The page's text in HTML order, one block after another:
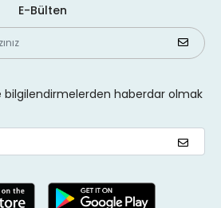
E-Bülten
bilgilendirmelerden haberdar olmak